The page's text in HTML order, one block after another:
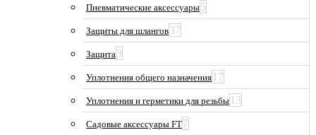
Пневматические аксессуары5
Защиты для шлангов37
Защита3
Уплотнения общего назначения 17
Уплотнения и герметики для резьбы 13
Садовые аксессуары FT7